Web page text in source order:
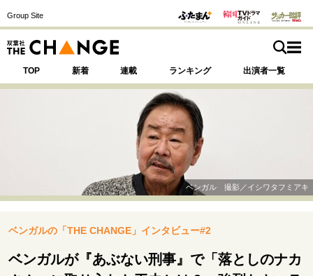
Group Site
TOP 新着 連載 ランキング 出演者一覧
注目の記事テーマで探す
運命を変えた出会い 決断の裏側
表現者の葛藤
人生が動いた日 10代の挫折と原点
ベンガル 撮影／イシワタフミアキ
ベンガルの「THE CHANGE」インタビュー#2
ベンガルが『あぶない刑事』で「落としのナカ